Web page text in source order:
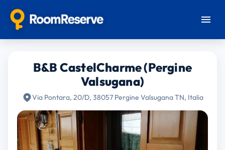
B&B CastelCharme (Pergine
Valsugana)
Via Pontara, 20/D, 38057 Pergine Valsugana TN, Italia